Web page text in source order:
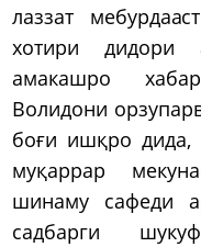
лаззат
хотири дидори
амакашро
Волидони
боғи ишқро дида,
муқаррар
шинаму сафеди
садбарги